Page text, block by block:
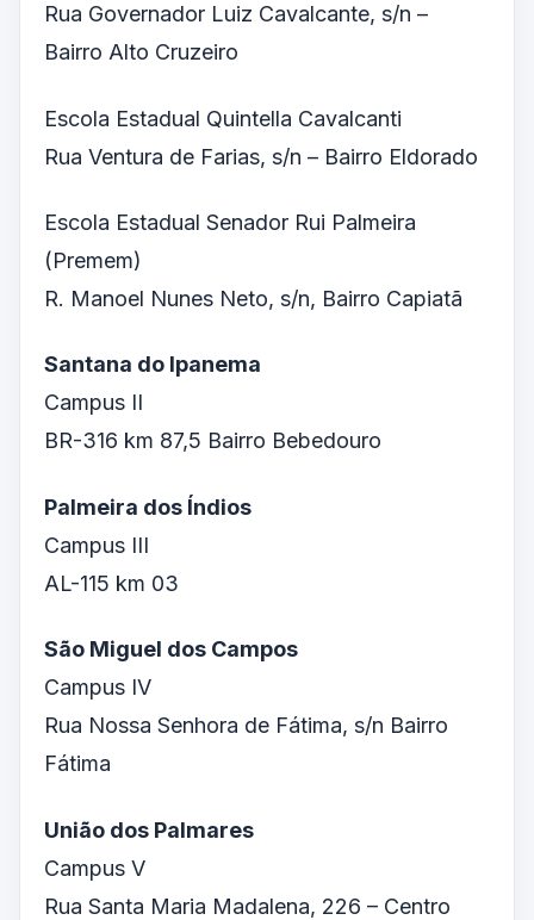
Rua Governador Luiz Cavalcante, s/n –
Bairro Alto Cruzeiro
Escola Estadual Quintella Cavalcanti
Rua Ventura de Farias, s/n – Bairro Eldorado
Escola Estadual Senador Rui Palmeira
(Premem)
R. Manoel Nunes Neto, s/n, Bairro Capiatã
Santana do Ipanema
Campus II
BR-316 km 87,5 Bairro Bebedouro
Palmeira dos Índios
Campus III
AL-115 km 03
São Miguel dos Campos
Campus IV
Rua Nossa Senhora de Fátima, s/n Bairro
Fátima
União dos Palmares
Campus V
Rua Santa Maria Madalena, 226 – Centro